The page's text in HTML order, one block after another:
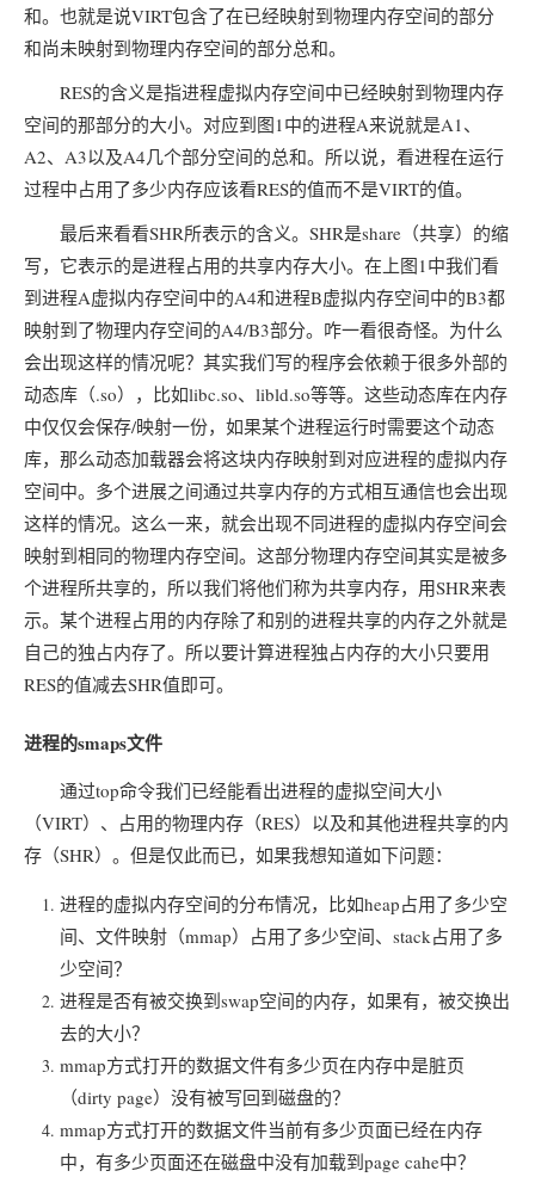
和。也就是说VIRT包含了在已经映射到物理内存空间的部分
和尚未映射到物理内存空间的部分总和。
RES的含义是指进程虚拟内存空间中已经映射到物理内存
空间的那部分的大小。对应到图1中的进程A来说就是A1、
A2、A3以及A4几个部分空间的总和。所以说，看进程在运行
过程中占用了多少内存应该看RES的值而不是VIRT的值。
最后来看看SHR所表示的含义。SHR是share（共享）的缩
写，它表示的是进程占用的共享内存大小。在上图1中我们看
到进程A虚拟内存空间中的A4和进程B虚拟内存空间中的B3都
映射到了物理内存空间的A4/B3部分。咋一看很奇怪。为什么
会出现这样的情况呢？其实我们写的程序会依赖于很多外部的
动态库（.so），比如libc.so、libld.so等等。这些动态库在内存
中仅仅会保存/映射一份，如果某个进程运行时需要这个动态
库，那么动态加载器会将这块内存映射到对应进程的虚拟内存
空间中。多个进展之间通过共享内存的方式相互通信也会出现
这样的情况。这么一来，就会出现不同进程的虚拟内存空间会
映射到相同的物理内存空间。这部分物理内存空间其实是被多
个进程所共享的，所以我们将他们称为共享内存，用SHR来表
示。某个进程占用的内存除了和别的进程共享的内存之外就是
自己的独占内存了。所以要计算进程独占内存的大小只要用
RES的值减去SHR值即可。
进程的smaps文件
通过top命令我们已经能看出进程的虚拟空间大小
（VIRT）、占用的物理内存（RES）以及和其他进程共享的内
存（SHR）。但是仅此而已，如果我想知道如下问题：
进程的虚拟内存空间的分布情况，比如heap占用了多少空
间、文件映射（mmap）占用了多少空间、stack占用了多
少空间？
进程是否有被交换到swap空间的内存，如果有，被交换出
去的大小？
mmap方式打开的数据文件有多少页在内存中是脏页
（dirty page）没有被写回到磁盘的？
mmap方式打开的数据文件当前有多少页面已经在内存
中，有多少页面还在磁盘中没有加载到page cahe中？